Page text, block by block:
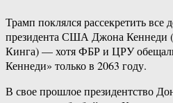
Трамп поклялся рассекретить
президента США Джона Кеннеди
Кинга) — хотя ФБР и ЦРУ обещали
Кеннеди» только в 2063 году.
В свое прошлое президентство